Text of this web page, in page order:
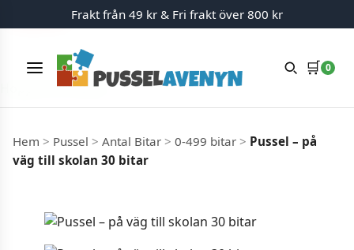
Hoppa till innehåll
Frakt från 49 kr & Fri frakt över 800 kr
Meny 🛒 0
Hem > Pussel > Antal Bitar > 0-499 bitar > Pussel – på
väg till skolan 30 bitar